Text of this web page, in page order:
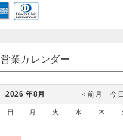
営業カレンダー
2026 年8月 今日
＜前月
日 月 火 水 木